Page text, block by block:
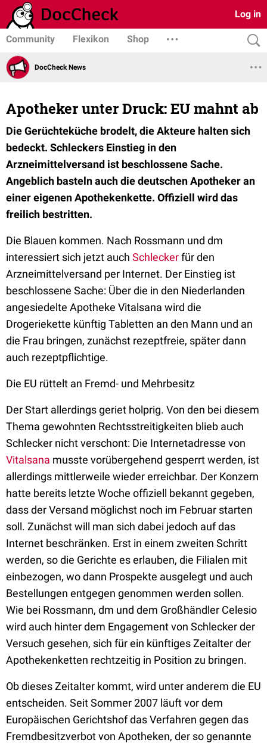
Log in
Community Flexikon Shop
DocCheck News
Apotheker unter Druck: EU mahnt ab
Die Gerüchteküche brodelt, die Akteure halten sich
bedeckt. Schleckers Einstieg in den
Arzneimittelversand ist beschlossene Sache.
Angeblich basteln auch die deutschen Apotheker an
einer eigenen Apothekenkette. Offiziell wird das
freilich bestritten.
Die Blauen kommen. Nach Rossmann und dm
interessiert sich jetzt auch Schleckerfür den
Arzneimittelversand per Internet. Der Einstieg ist
beschlossene Sache: Über die in den Niederlanden
angesiedelte Apotheke Vitalsana wird die
Drogeriekette künftig Tabletten an den Mann und an
die Frau bringen, zunächst rezeptfreie, später dann
auch rezeptpflichtige.
Die EU rüttelt an Fremd- und Mehrbesitz
Der Start allerdings geriet holprig. Von den bei diesem
Thema gewohnten Rechtsstreitigkeiten blieb auch
Schlecker nicht verschont: Die Internetadresse von
Vitalsana musste vorübergehend gesperrt werden, ist
allerdings mittlerweile wieder erreichbar. Der Konzern
hatte bereits letzte Woche offiziell bekannt gegeben,
dass der Versand möglichst noch im Februar starten
soll. Zunächst will man sich dabei jedoch auf das
Internet beschränken. Erst in einem zweiten Schritt
werden, so die Gerichte es erlauben, die Filialen mit
einbezogen, wo dann Prospekte ausgelegt und auch
Bestellungen entgegen genommen werden sollen.
Wie bei Rossmann, dm und dem Großhändler Celesio
wird auch hinter dem Engagement von Schlecker der
Versuch gesehen, sich für ein künftiges Zeitalter der
Apothekenketten rechtzeitig in Position zu bringen.
Ob dieses Zeitalter kommt, wird unter anderem die EU
entscheiden. Seit Sommer 2007 läuft vor dem
Europäischen Gerichtshof das Verfahren gegen das
Fremdbesitzverbot von Apotheken, der so genannte